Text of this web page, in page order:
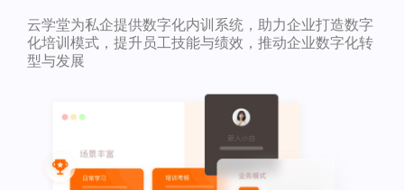
云学堂为私企提供数字化内训系统，助力企业打造数字
化培训模式，提升员工技能与绩效，推动企业数字化转
型与发展